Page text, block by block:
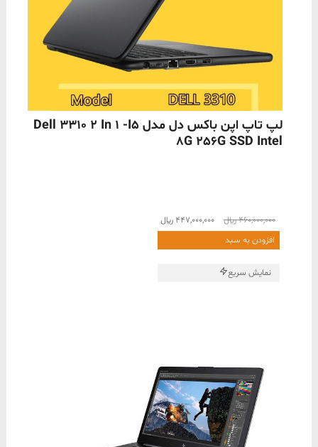
لپ تاپ اپن باکس دل مدل Dell 3310 2 In 1 -i5
8G 256G SSD Intel
460,000,000﷼
قیمت
اصلی
447,000,000 ﷼قیمت
فعلی
افزودن به سبد
نمایش سریع